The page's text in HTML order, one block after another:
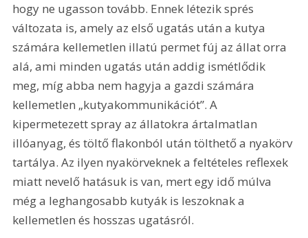
hogy ne ugasson tovább. Ennek létezik sprés
változata is, amely az első ugatás után a kutya
számára kellemetlen illatú permet fúj az állat orra
alá, ami minden ugatás után addig ismétlődik
meg, míg abba nem hagyja a gazdi számára
kellemetlen „kutyakommunikációt”. A
kipermetezett spray az állatokra ártalmatlan
illóanyag, és töltő flakonból után tölthető a nyakörv
tartálya. Az ilyen nyakörveknek a feltételes reflexek
miatt nevelő hatásuk is van, mert egy idő múlva
még a leghangosabb kutyák is leszoknak a
kellemetlen és hosszas ugatásról.